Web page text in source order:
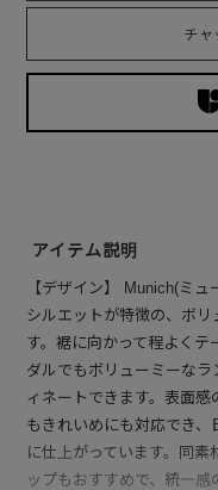
チャ
アイテム説明
【デザイン】 Munich(ミ
シルエットが特徴の、ボ
す。裾に向かって程よくテ
ダルでもボリューミーな
ィネートできます。表面
もきれいめにも対応でき
に仕上がっています。同素
ップもおすすめで、統一感